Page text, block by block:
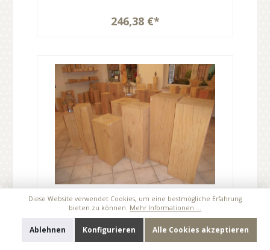
246,38 €*
Eichenholzsäule gehobelt,
geschliffen, angefast
40x40x100cm
Diese Website verwendet Cookies, um eine bestmögliche Erfahrung
bieten zu können. Mehr Informationen ...
Ablehnen Konfigurieren Alle Cookies akzeptieren